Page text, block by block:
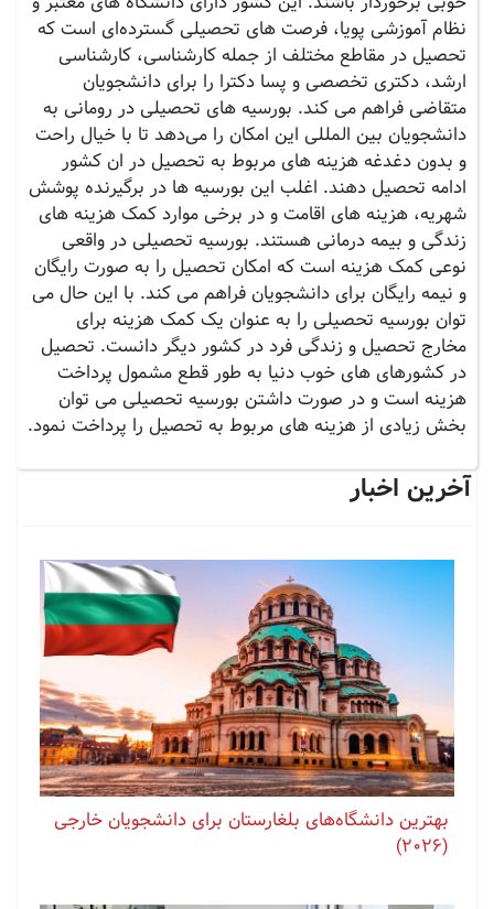
نظام آموزشی پویا، فرصت‌‌ های تحصیلی گسترده‌ای است که
تحصیل در مقاطع مختلف از جمله کارشناسی، کارشناسی
ارشد‌‌، دکتری تخصصی و پسا دکترا را برای دانشجویان
متقاضی فراهم می کند. بورسیه‌‌ های تحصیلی در رومانی به
دانشجویان بین المللی این امکان را می‌دهد تا با خیال راحت
و بدون دغدغه هزینه های مربوط به تحصیل در ان کشور
ادامه تحصیل دهند. اغلب این بورسیه‌‌‌ ها در برگیرنده پوشش
شهریه، هزینه‌‌ های اقامت و در برخی موارد کمک ‌هزینه‌‌‌ های
زندگی و بیمه درمانی هستند. بورسیه تحصیلی در واقعی
نوعی کمک هزینه است که امکان تحصیل را به صورت رایگان
و نیمه رایگان برای دانشجویان فراهم می کند. با این حال می
توان بورسیه تحصیلی را به عنوان یک کمک هزینه برای
مخارج تحصیل و زندگی فرد در کشور دیگر دانست. تحصیل
در کشورهای های خوب دنیا به طور قطع مشمول پرداخت
هزینه است و در صورت داشتن بورسیه تحصیلی می توان
بخش زیادی از هزینه های مربوط به تحصیل را پرداخت نمود.
آخرین اخبار
بهترین دانشگاه‌های بلغارستان برای دانشجویان خارجی
(2026)